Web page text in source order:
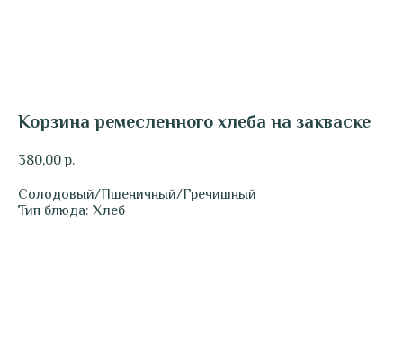
Корзина ремесленного хлеба на закваске
380,00 р.
Солодовый/Пшеничный/Гречишный
Тип блюда: Хлеб